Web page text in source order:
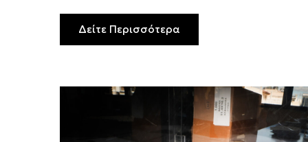
ΔΙΨΉΦΙΟ
Δείτε Περισσότερα